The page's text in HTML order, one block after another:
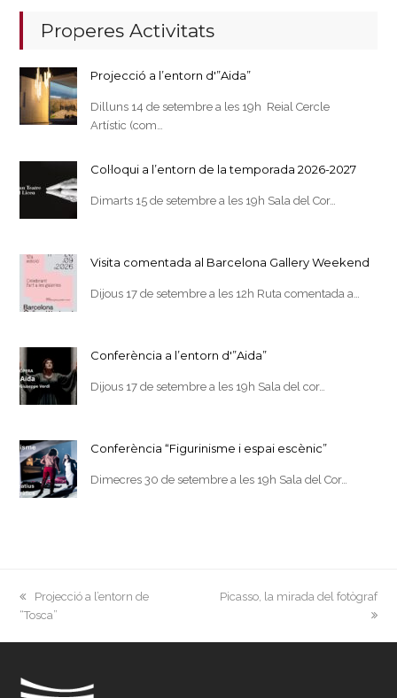
Properes Activitats
Projecció a l’entorn d'”Aida”
Dilluns 14 de setembre a les 19h Reial Cercle
Artístic (com…
Col·loqui a l’entorn de la temporada 2026-2027
Dimarts 15 de setembre a les 19h Sala del Cor…
Visita comentada al Barcelona Gallery Weekend
Dijous 17 de setembre a les 12h Ruta comentada a…
Conferència a l’entorn d'”Aida”
Dijous 17 de setembre a les 19h Sala del cor…
Conferència “Figurinisme i espai escènic”
Dimecres 30 de setembre a les 19h Sala del Cor…
previous
post:
Projecció a l’entorn de
“Tosca”
next
Picasso, la mirada del fotògraf